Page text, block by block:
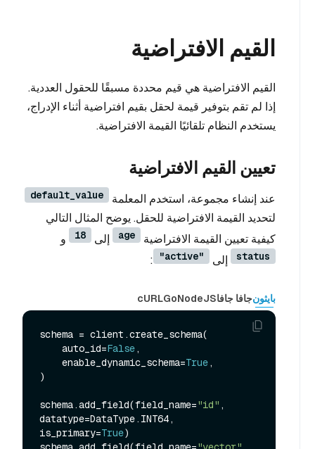
القيم الافتراضية
القيم الافتراضية هي قيم محددة مسبقًا للحقول العددية.
إذا لم تقم بتوفير قيمة لحقل بقيم افتراضية أثناء الإدراج،
يستخدم النظام تلقائيًا القيمة الافتراضية.
تعيين القيم الافتراضية
عند إنشاء مجموعة، استخدم المعلمة default_value
لتحديد القيمة الافتراضية للحقل. يوضح المثال التالي
كيفية تعيين القيمة الافتراضية
age إلى 18 و
status إلى "active"
:
بايثونجافا جافاNodeJS
Go
cURL
schema = client.create_schema(
    auto_id=
False ,
    enable_dynamic_schema=
True ,
)
schema.add_field(field_name="id" ,
datatype=DataType.INT64,
is_primary=True)